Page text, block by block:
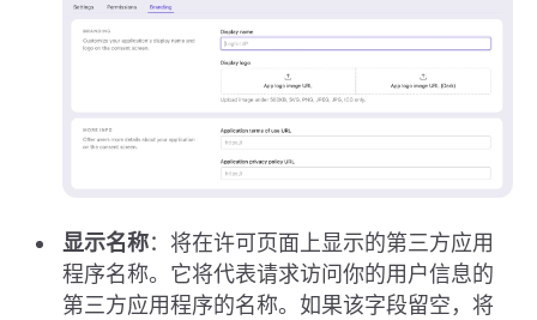
显示名称：将在许可页面上显示的第三方应用
程序名称。它将代表请求访问你的用户信息的
第三方应用程序的名称。如果该字段留空，将